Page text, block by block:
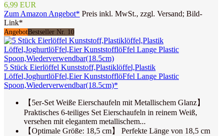
6,99 EUR
Zum Amazon Angebot* Preis inkl. MwSt., zzgl. Versand; Bild-
Link*
AngebotBestseller Nr. 10
5 Stück Eierlöffel Kunststoff,Plastiklöffel,Plastik
Löffel,JoghurtlöFfel,Eier KunststofflöFfel Lange Plastic
Spoon,Wiederverwendbar(18.5cm)*
【5er-Set Weiße Eierschaufeln mit Metallischem Glanz】
Praktisches 6-teiliges Set Eierschaufeln in reinem Weiß,
versehen mit elegantem metallischem...
【Optimale Größe: 18,5 cm】 Perfekte Länge von 18,5 cm